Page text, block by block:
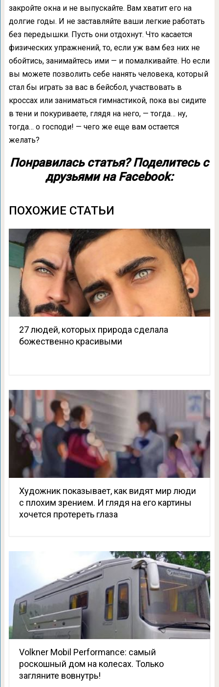
закройте окна и не выпускайте. Вам хватит его на
долгие годы. И не заставляйте ваши легкие работать
без передышки. Пусть они отдохнут. Что касается
физических упражнений, то, если уж вам без них не
обойтись, занимайтесь ими — и помалкивайте. Но если
вы можете позволить себе нанять человека, который
стал бы играть за вас в бейсбол, участвовать в
кроссах или заниматься гимнастикой, пока вы сидите
в тени и покуриваете, глядя на него, — тогда… ну,
тогда… о господи! — чего же еще вам остается
желать?
Понравилась статья? Поделитесь с
друзьями на Facebook:
ПОХОЖИЕ СТАТЬИ
27 людей, которых природа сделала
божественно красивыми
Художник показывает, как видят мир люди
с плохим зрением. И глядя на его картины
хочется протереть глаза
Volkner Mobil Performance: самый
роскошный дом на колесах. Только
загляните вовнутрь!